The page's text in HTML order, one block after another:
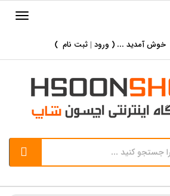
خوش آمدید ... ( ورود | ثبت نام )